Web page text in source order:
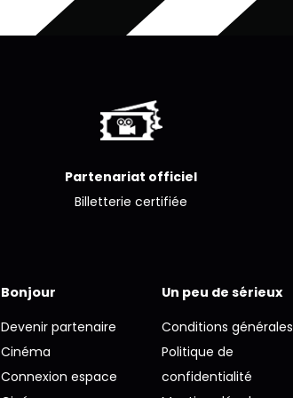
Partenariat officiel
Billetterie certifiée
Bonjour
Devenir partenaire
Cinéma
Connexion espace
Un peu de sérieux
Conditions générales
Politique de
confidentialité